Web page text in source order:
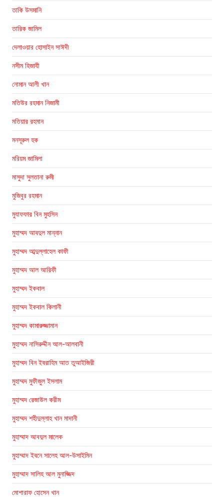
তাকি উসমানি
তারিক জামিল
দেলাওয়ার হোসাইন সাঈদী
নসীম হিজাযী
নোমান আলী খান
মতিউর রহমান নিজামী
মতিয়ার রহমান
মনসূরুল হক
মরিয়ম জামিলা
মাসুদা সুলতানা রুমী
মুজিবুর রহমান
মুযাফফার বিন মুহসিন
মুহাম্মদ আবদুল মান্নান
মুহাম্মদ আব্দুল্লাহেল কাফী
মুহাম্মদ আল আরিফী
মুহাম্মদ ইকবাল
মুহাম্মদ ইকবাল কিলানী
মুহাম্মদ কামারুজ্জামান
মুহাম্মদ নাসিরুদ্দীন আল-আলবানী
মুহাম্মদ বিন ইবরাহিম আত তুআইজিরী
মুহাম্মদ মুফীজুল ইসলাম
মুহাম্মদ রেজাউল করীম
মুহাম্মদ শহীদুল্লাহ খান মাদানী
মুহাম্মাদ আবদুল মালেক
মুহাম্মাদ ইবনে সালেহ আল-উসাইমিন
মুহাম্মাদ সালিহ আল মুনাজ্জিদ
মোশারাফ হোসেন খান